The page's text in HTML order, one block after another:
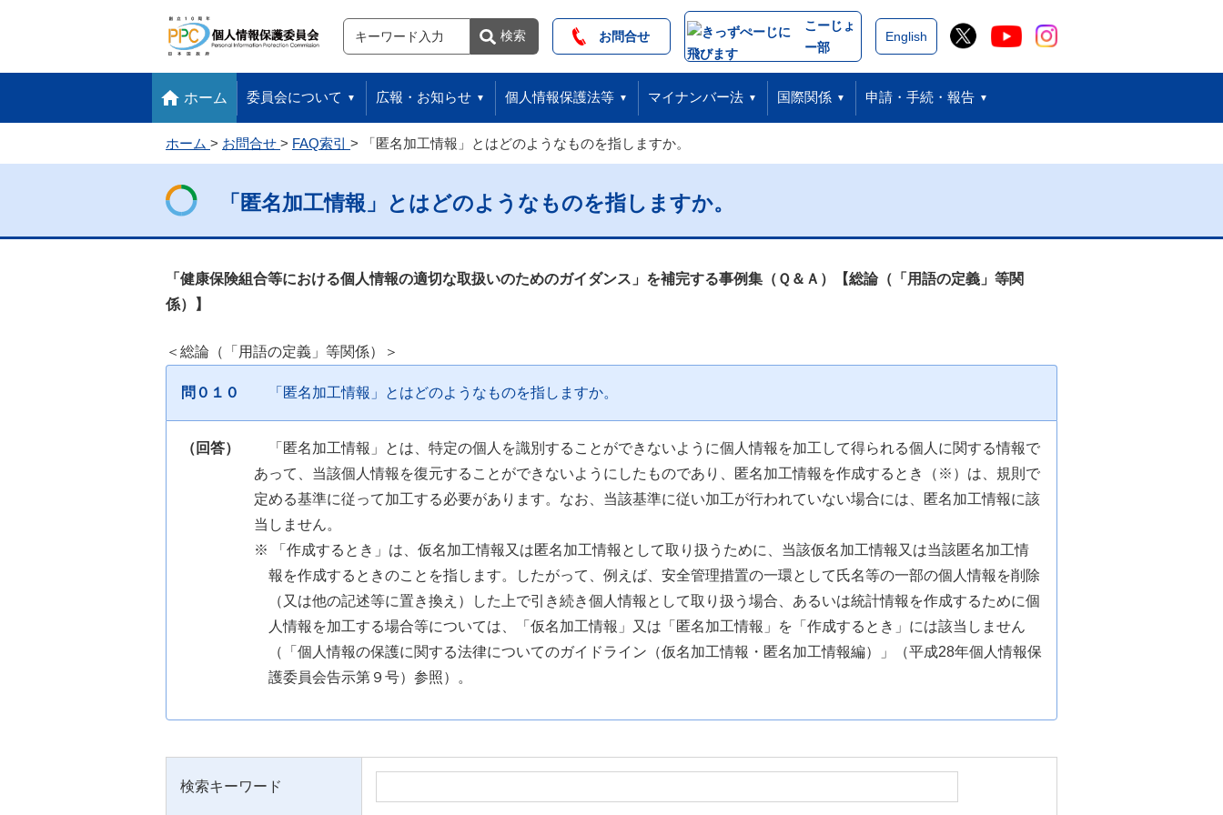
フッターへ移動します 閉じる
サイト内検索
検索 検索 お問合せ
こーじょ
ー部
English
ホーム 委員会について 広報・お知らせ 個人情報保護法等 マイナンバー法 国際関係 申請・手続・報告
ホーム お問合せ FAQ索引 「匿名加工情報」とはどのようなものを指しますか。
「匿名加工情報」とはどのようなものを指しますか。
「健康保険組合等における個人情報の適切な取扱いのためのガイダンス」を補完する事例集（Ｑ＆Ａ）【総論（「用語の定義」等関
係）】
＜総論（「用語の定義」等関係）＞
問０１０ 「匿名加工情報」とはどのようなものを指しますか。
（回答）
「匿名加工情報」とは、特定の個人を識別することができないように個人情報を加工して得られる個人に関する情報で
あって、当該個人情報を復元することができないようにしたものであり、匿名加工情報を作成するとき（※）は、規則で
定める基準に従って加工する必要があります。なお、当該基準に従い加工が行われていない場合には、匿名加工情報に該
当しません。
※ 「作成するとき」は、仮名加工情報又は匿名加工情報として取り扱うために、当該仮名加工情報又は当該匿名加工情
報を作成するときのことを指します。したがって、例えば、安全管理措置の一環として氏名等の一部の個人情報を削除
（又は他の記述等に置き換え）した上で引き続き個人情報として取り扱う場合、あるいは統計情報を作成するために個
人情報を加工する場合等については、「仮名加工情報」又は「匿名加工情報」を「作成するとき」には該当しません
（「個人情報の保護に関する法律についてのガイドライン（仮名加工情報・匿名加工情報編）」（平成28年個人情報保
護委員会告示第９号）参照）。
検索キーワード